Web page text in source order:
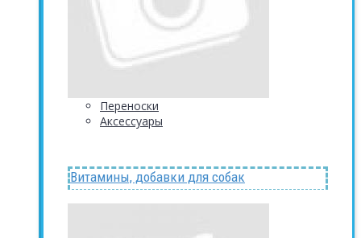
Переноски
Аксессуары
Витамины, добавки для собак